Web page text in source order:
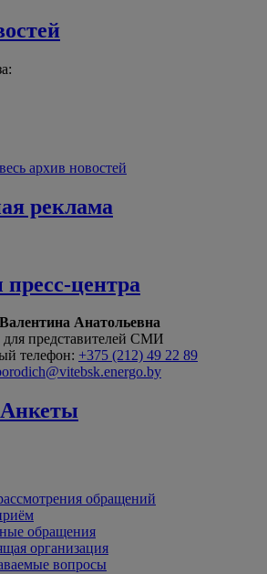
архив новостей
реклама
центра
Анатольевна
представителей СМИ
телефон: +375 (212) 49 22 89
обращений
обращения
организация
вопросы